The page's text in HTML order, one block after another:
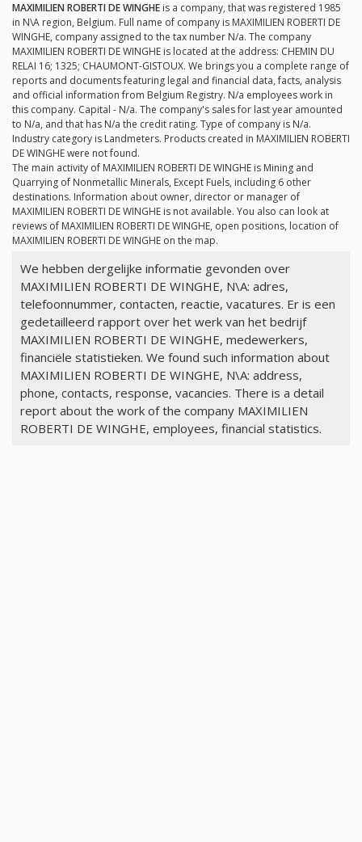
MAXIMILIEN ROBERTI DE WINGHE is a company, that was registered 1985
in N\A region, Belgium. Full name of company is MAXIMILIEN ROBERTI DE
WINGHE, company assigned to the tax number N/a. The company
MAXIMILIEN ROBERTI DE WINGHE is located at the address: CHEMIN DU
RELAI 16; 1325; CHAUMONT-GISTOUX. We brings you a complete range of
reports and documents featuring legal and financial data, facts, analysis
and official information from Belgium Registry. N/a employees work in
this company. Capital - N/a. The company's sales for last year amounted
to N/a, and that has N/a the credit rating. Type of company is N/a.
Industry category is Landmeters. Products created in MAXIMILIEN ROBERTI
DE WINGHE were not found.
The main activity of MAXIMILIEN ROBERTI DE WINGHE is Mining and
Quarrying of Nonmetallic Minerals, Except Fuels, including 6 other
destinations. Information about owner, director or manager of
MAXIMILIEN ROBERTI DE WINGHE is not available. You also can look at
reviews of MAXIMILIEN ROBERTI DE WINGHE, open positions, location of
MAXIMILIEN ROBERTI DE WINGHE on the map.
We hebben dergelijke informatie gevonden over
MAXIMILIEN ROBERTI DE WINGHE, N\A: adres,
telefoonnummer, contacten, reactie, vacatures. Er is een
gedetailleerd rapport over het werk van het bedrijf
MAXIMILIEN ROBERTI DE WINGHE, medewerkers,
financiële statistieken. We found such information about
MAXIMILIEN ROBERTI DE WINGHE, N\A: address,
phone, contacts, response, vacancies. There is a detail
report about the work of the company MAXIMILIEN
ROBERTI DE WINGHE, employees, financial statistics.